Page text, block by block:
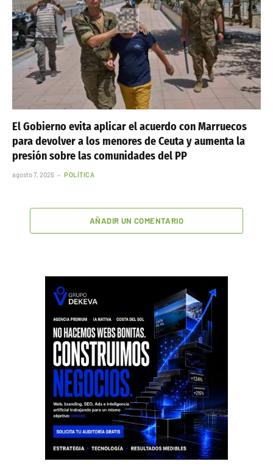
El Gobierno evita aplicar el acuerdo con Marruecos
para devolver a los menores de Ceuta y aumenta la
presión sobre las comunidades del PP
agosto 7, 2026 POLÍTICA
AÑADIR UN COMENTARIO